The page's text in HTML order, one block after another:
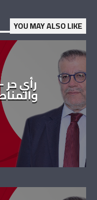
YOU MAY ALSO LIKE
رأي حر